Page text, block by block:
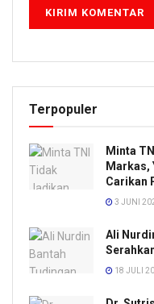
Terpopuler
Minta
Markas,
Carikan
3 JUNI
Ali
18 JULI